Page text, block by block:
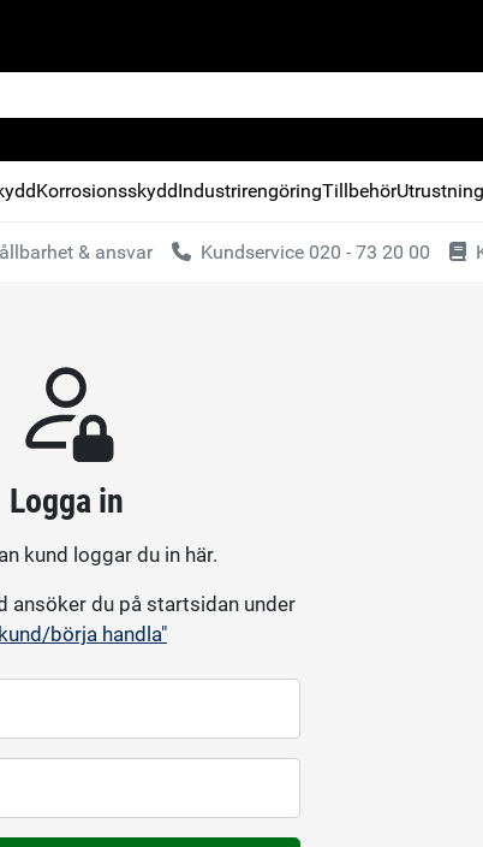
KorrosionsskyddIndustrirengöringTillbehör
& ansvar Kundservice 020 - 73 20 00
Logga in
kund loggar du in här.
ansöker du på startsidan under
börja handla"